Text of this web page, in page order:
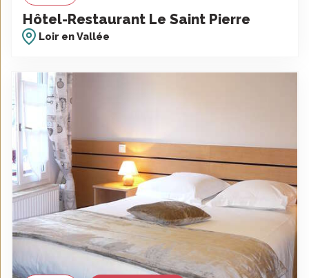
Hôtel-Restaurant Le Saint Pierre
Loir en Vallée